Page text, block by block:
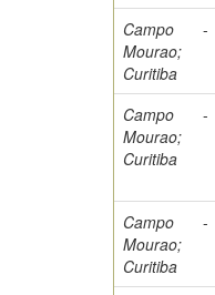
Campo
Mourao;
Curitiba
-
Campo
Mourao;
Curitiba
-
Campo
Mourao;
Curitiba
-